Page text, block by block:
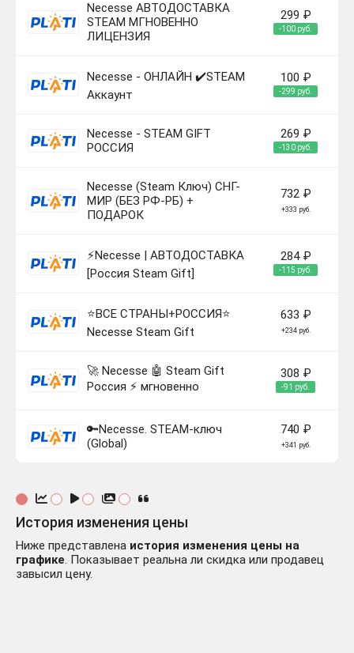
Necesse АВТОДОСТАВКА
STEAM МГНОВЕННО
ЛИЦЕНЗИЯ
299 ₽
-100 руб.
Necesse - ОНЛАЙН ✔️STEAM
Аккаунт
100 ₽
-299 руб.
Necesse - STEAM GIFT
РОССИЯ
269 ₽
-130 руб.
Necesse (Steam Ключ) СНГ-
МИР (БЕЗ РФ-РБ) +
ПОДАРОК
732 ₽
+333 руб.
⚡️Necesse | АВТОДОСТАВКА
[Россия Steam Gift]
284 ₽
-115 руб.
⭐️ВСЕ СТРАНЫ+РОССИЯ⭐️
Necesse Steam Gift
633 ₽
+234 руб.
🚀 Necesse 🤖 Steam Gift
Россия ⚡ мгновенно
308 ₽
-91 руб.
🔑Necesse. STEAM-ключ
(Global)
740 ₽
+341 руб.
История изменения цены
Ниже представлена история изменения цены на
графике. Показывает реальна ли скидка или продавец
завысил цену.